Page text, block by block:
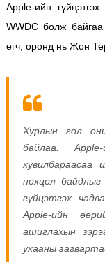
Apple-ийн
WWDC болж
өгч, оронд нь Жон
Хурлын гол
байлаа.
хувилбараасаа
нөхцөл байдлыг
гүйцэтгэх
Apple-ийн
ашиглахын
ухааны